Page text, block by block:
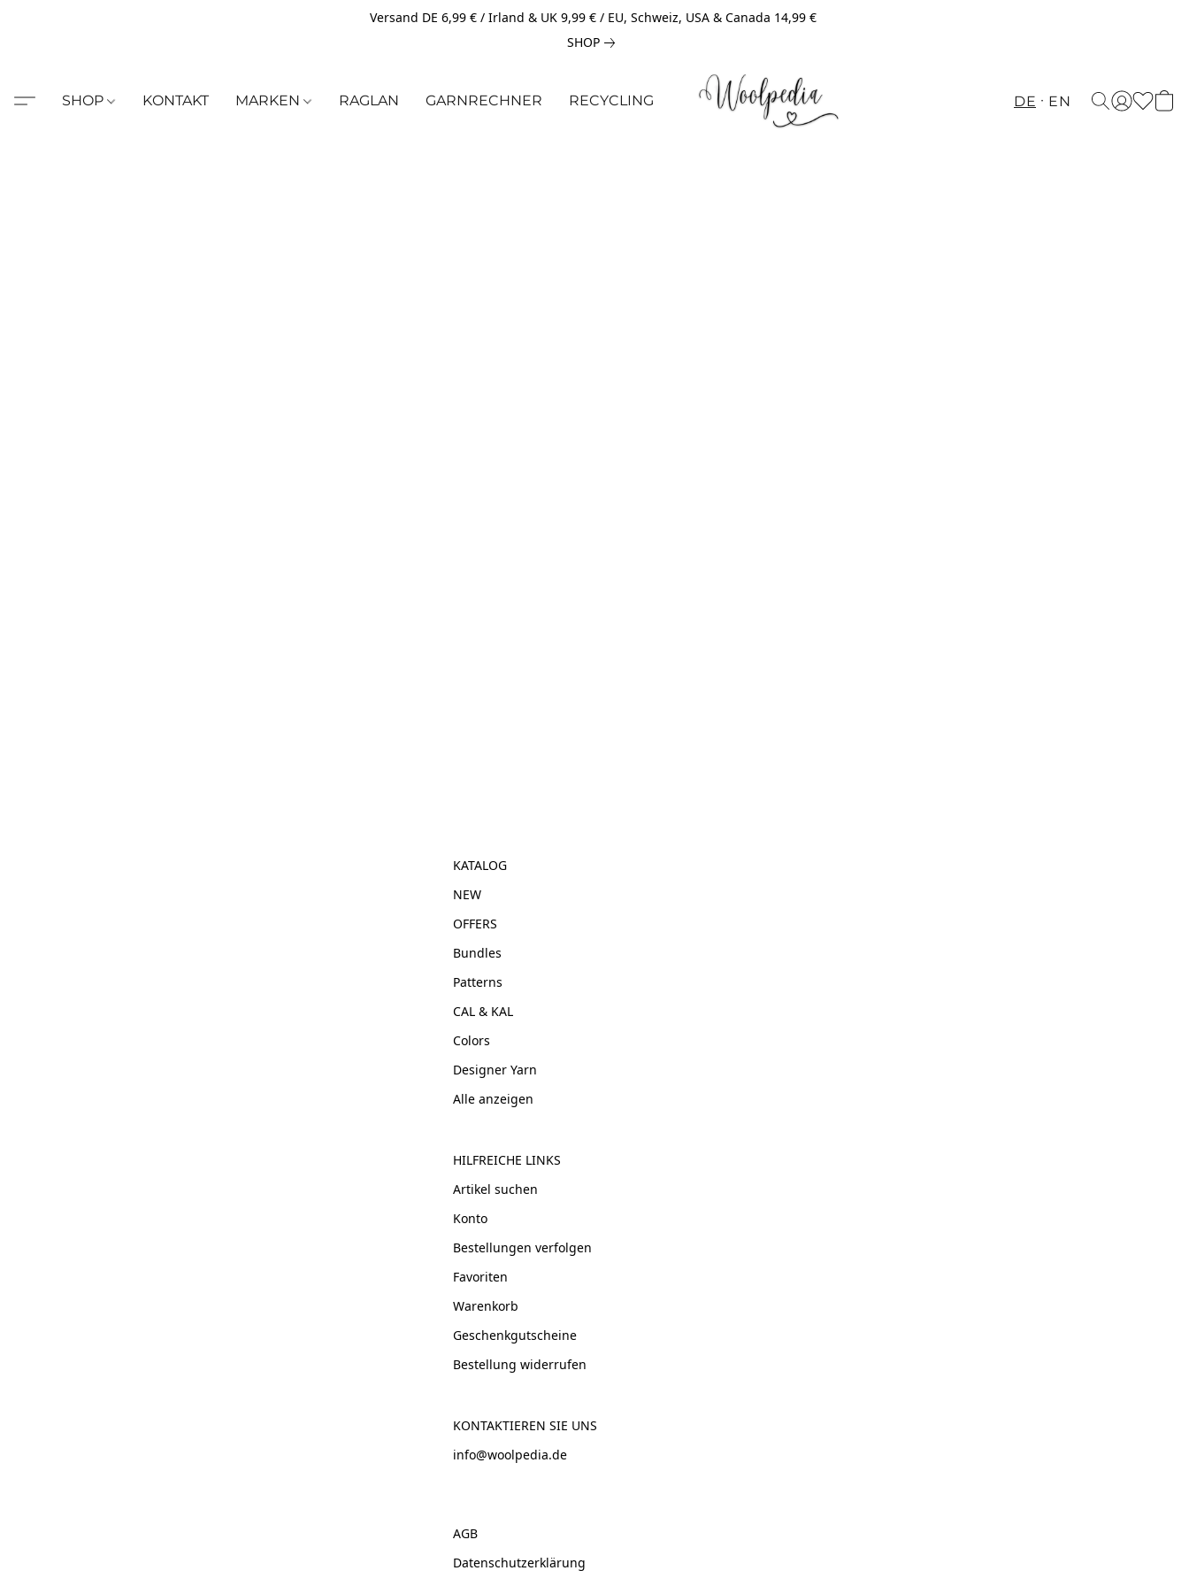
Versand DE 6,99 € / Irland & UK 9,99 € / EU, Schweiz, USA & Canada 14,99 €
SHOP
SHOP KONTAKT MARKEN RAGLAN GARNRECHNER RECYCLING DE EN
KATALOG
NEW
OFFERS
Bundles
Patterns
CAL & KAL
Colors
Designer Yarn
Alle anzeigen
HILFREICHE LINKS
Artikel suchen
Konto
Bestellungen verfolgen
Favoriten
Warenkorb
Geschenkgutscheine
Bestellung widerrufen
KONTAKTIEREN SIE UNS
info@woolpedia.de
AGB
Datenschutzerklärung